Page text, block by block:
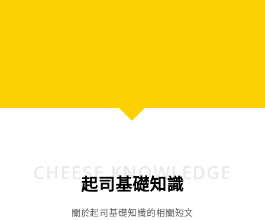
CHEESE KNOWLEDGE
起司基礎知識
關於起司基礎知識的相關短文